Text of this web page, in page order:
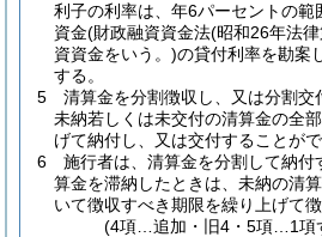
利子の利率は、年6パーセントの範
資金(財政融資資金法(昭和26年法
資資金をいう。)の貸付利率を勘案
する。
5
清算金を分割徴収し、又は分割交
未納若しくは未交付の清算金の全
げて納付し、又は交付することがで
6
施行者は、清算金を分割して納
算金を滞納したときは、未納の清
いて徴収すべき期限を繰り上げて
(4項…追加・旧4・5項…1項